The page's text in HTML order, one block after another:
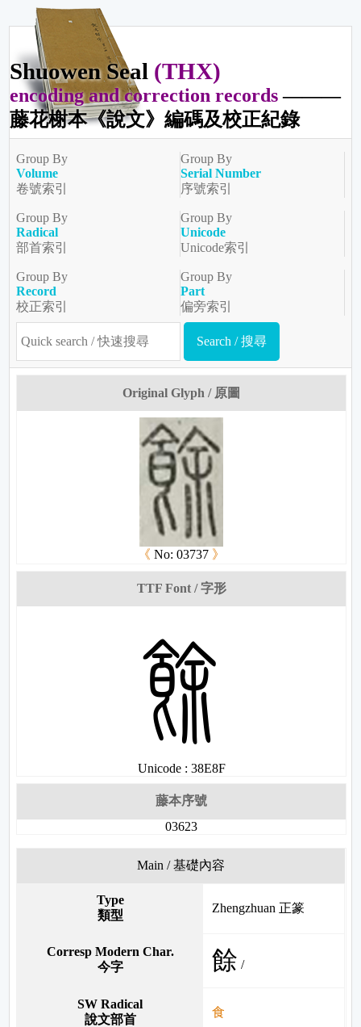
Shuowen Seal (THX)
encoding and correction records ———
藤花榭本《說文》編碼及校正紀錄
Group By
Volume
卷號索引
Group By
Serial Number
序號索引
Group By
Radical
部首索引
Group By
Unicode
Unicode索引
Group By
Record
校正索引
Group By
Part
偏旁索引
Original Glyph / 原圖
《 No: 03737 》
TTF Font / 字形
岏
Unicode : 38E8F
藤本序號
03623
Main / 基礎內容
Type
類型
Zhengzhuan 正篆
Corresp Modern Char.
今字
餘 /
SW Radical
說文部首
食